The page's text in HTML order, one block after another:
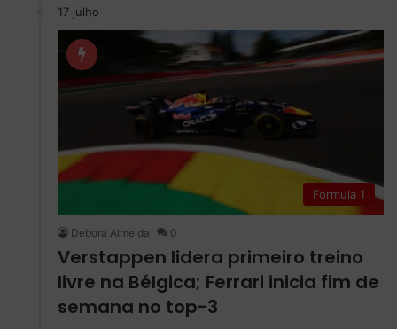
17 julho
Fórmula 1
Debora Almeida 0
Verstappen lidera primeiro treino
livre na Bélgica; Ferrari inicia fim de
semana no top-3